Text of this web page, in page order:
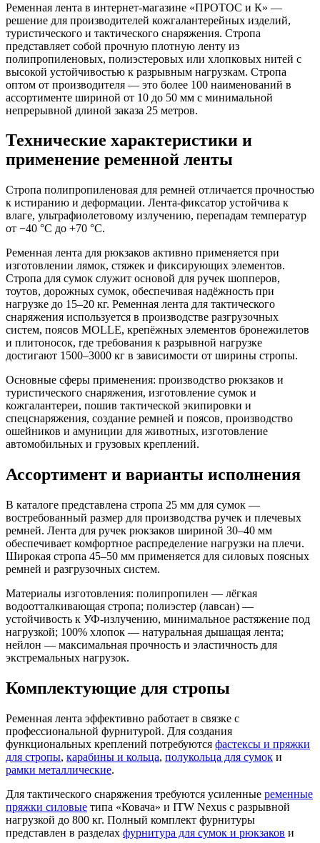
Ременная лента в интернет-магазине «ПРОТОС и К» —
решение для производителей кожгалантерейных изделий,
туристического и тактического снаряжения. Стропа
представляет собой прочную плотную ленту из
полипропиленовых, полиэстеровых или хлопковых нитей с
высокой устойчивостью к разрывным нагрузкам. Стропа
оптом от производителя — это более 100 наименований в
ассортименте шириной от 10 до 50 мм с минимальной
непрерывной длиной заказа 25 метров.
Технические характеристики и
применение ременной ленты
Стропа полипропиленовая для ремней отличается прочностью
к истиранию и деформации. Лента-фиксатор устойчива к
влаге, ультрафиолетовому излучению, перепадам температур
от −40 °C до +70 °C.
Ременная лента для рюкзаков активно применяется при
изготовлении лямок, стяжек и фиксирующих элементов.
Стропа для сумок служит основой для ручек шопперов,
тоутов, дорожных сумок, обеспечивая надёжность при
нагрузке до 15–20 кг. Ременная лента для тактического
снаряжения используется в производстве разгрузочных
систем, поясов MOLLE, крепёжных элементов бронежилетов
и плитоносок, где требования к разрывной нагрузке
достигают 1500–3000 кг в зависимости от ширины стропы.
Основные сферы применения: производство рюкзаков и
туристического снаряжения, изготовление сумок и
кожгалантереи, пошив тактической экипировки и
спецснаряжения, создание ремней и поясов, производство
ошейников и амуниции для животных, изготовление
автомобильных и грузовых креплений.
Ассортимент и варианты исполнения
В каталоге представлена стропа 25 мм для сумок —
востребованный размер для производства ручек и плечевых
ремней. Лента для ручек рюкзаков шириной 30–40 мм
обеспечивает комфортное распределение нагрузки на плечи.
Широкая стропа 45–50 мм применяется для силовых поясных
ремней и разгрузочных систем.
Материалы изготовления: полипропилен — лёгкая
водоотталкивающая стропа; полиэстер (лавсан) —
устойчивость к УФ-излучению, минимальное растяжение под
нагрузкой; 100% хлопок — натуральная дышащая лента;
нейлон — максимальная прочность и эластичность для
экстремальных нагрузок.
Комплектующие для стропы
Ременная лента эффективно работает в связке с
профессиональной фурнитурой. Для создания
функциональных креплений потребуются фастексы и пряжки
для стропы, карабины и кольца, полукольца для сумок и
рамки металлические.
Для тактического снаряжения требуются усиленные ременные
пряжки силовые типа «Ковача» и ITW Nexus с разрывной
нагрузкой до 800 кг. Полный комплект фурнитуры
представлен в разделах фурнитура для сумок и рюкзаков и